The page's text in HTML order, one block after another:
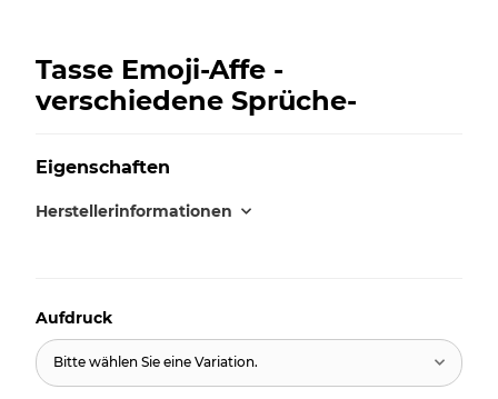
Tasse Emoji-Affe -
verschiedene Sprüche-
Eigenschaften
Herstellerinformationen
Aufdruck
Bitte wählen Sie eine Variation.